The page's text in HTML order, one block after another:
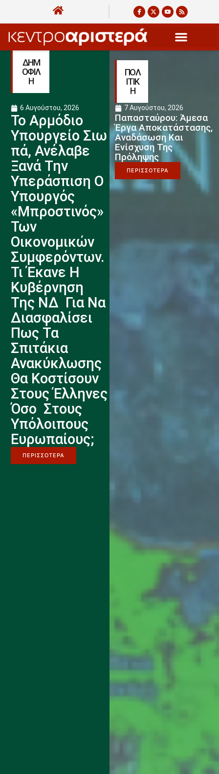
ΔΗΜ
ΟΦΙΛ
Η
6 Αυγούστου, 2026
Το Αρμόδιο
Υπουργείο Σιω
Πά, Ανέλαβε
Ξανά Την
Υπεράσπιση Ο
Υπουργός
«μπροστινός»
Των
Οικονομικών
Συμφερόντων.
Τι Έκανε Η
Κυβέρνηση
Της ΝΔ Για Να
Διασφαλίσει
Πως Τα
Σπιτάκια
Ανακύκλωσης
Θα Κοστίσουν
Στους Έλληνες
Όσο Στους
Υπόλοιπους
Ευρωπαίους;
ΠΕΡΙΣΣΟΤΕΡΑ
ΠΟΛ
ΙΤΙΚ
Η
7 Αυγούστου, 2026
Παπασταύρου: Άμεσα
Έργα Αποκατάστασης,
Αναδάσωση Και
Ενίσχυση Της
Πρόληψης
ΠΕΡΙΣΣΟΤΕΡΑ